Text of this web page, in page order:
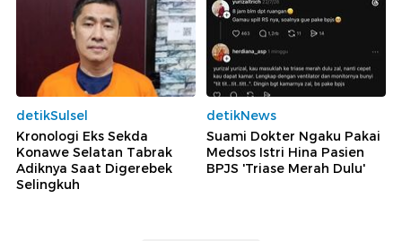
detikSulsel
Kronologi Eks Sekda
Konawe Selatan Tabrak
Adiknya Saat Digerebek
Selingkuh
detikNews
Suami Dokter Ngaku Pakai
Medsos Istri Hina Pasien
BPJS 'Triase Merah Dulu'